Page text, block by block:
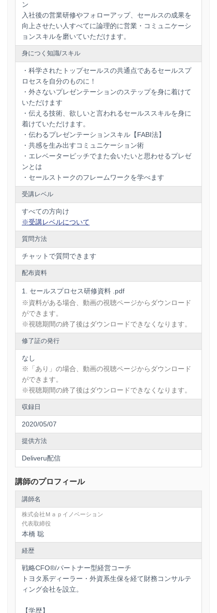
販売技術のまとめ：
セールスプロセスとプレゼンテーションスキルをまとめ、効
果的な営業活動のためのアドバイスを受けます。
ン
入社後の営業研修やフォローアップ、セールスの成果を
向上させたい人すべてに論理的に営業・コミュニケーシ
ョンスキルを磨いていただけます。
身につく知識/スキル
・科学されたトップセールスの共通点であるセールスプ
ロセスを自分のものに！
・外さないプレゼンテーションのステップを身に着けて
いただけます
・伝える技術、欲しいと言われるセールススキルを身に
着けていただけます。
・伝わるプレゼンテーションスキル【FABI法】
・共感を生み出すコミュニケーション術
・エレベーターピッチでまた会いたいと思わせるプレゼ
ンとは
・セールストークのフレームワークを学べます
受講レベル
すべての方向け
※受講レベルについて
質問方法
チャットで質問できます
配布資料
セールスプロセス研修資料 .pdf
※資料がある場合、動画の視聴ページからダウンロード
ができます。
※視聴期間の終了後はダウンロードできなくなります。
修了証の発行
なし
※「あり」の場合、動画の視聴ページからダウンロード
ができます。
※視聴期間の終了後はダウンロードできなくなります。
収録日
2020/05/07
提供方法
Deliveru配信
講師のプロフィール
講師名
株式会社Ｍａｐイノベーション
代表取締役
本橋 聡
経歴
戦略CFO®/パートナー型経営コーチ
トヨタ系ディーラー・外資系生保を経て財務コンサルテ
ィング会社を設立。
【学歴】